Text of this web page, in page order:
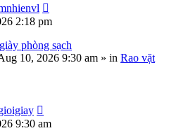
2:18 pm
phòng sạch
10, 2026 9:30 am » in Rao vặt
9:30 am